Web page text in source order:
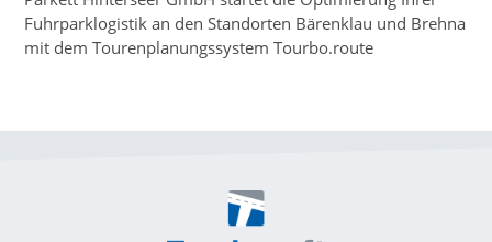
Fuhrparklogistik an den Standorten Bärenklau und Brehna
mit dem Tourenplanungssystem Tourbo.route